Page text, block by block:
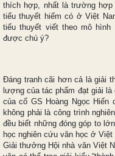
thích hợp, nhất là trường hợp
tiểu thuyết hiếm có ở Việt
tiểu thuyết viết theo mô
được chú ý?
Đáng tranh cãi hơn cả là giải
lượng của tác phẩm đạt giải là
của cố GS Hoàng Ngọc Hiến
không phải là công trình
đều biết những đóng góp to
học nghiên cứu văn học ở
Giải thưởng Hội nhà văn Việt